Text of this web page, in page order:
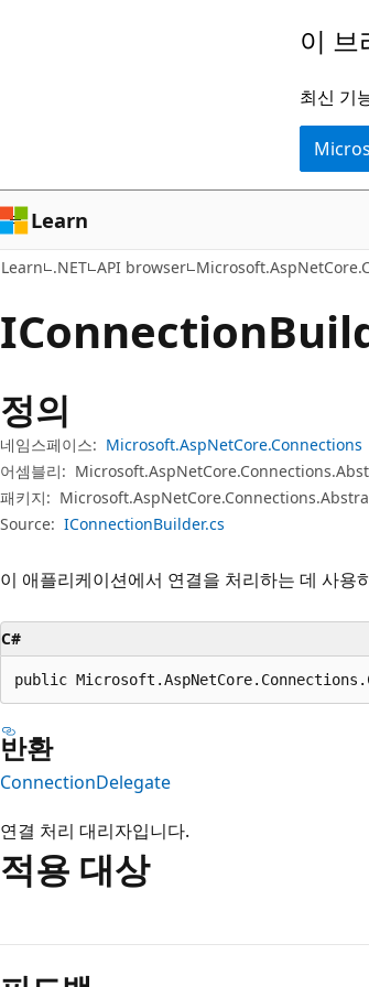
로
건
너
뛰
색
으
로
건
뛰
이 브
최신 기
Learn
Learn .NET API browser
IConnection
정의
네임스페이스: Microsoft.AspNetCore.Connections
어셈블리:
패키지:
Source: IConnectionBuilder.cs
이 애플리케이션에서 연결을 처리하는 데 사용
C#
public
반환
ConnectionDelegate
연결 처리 대리자입니다.
적용 대상
기